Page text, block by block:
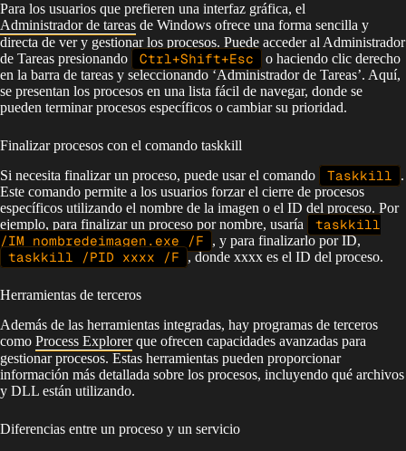
Para los usuarios que prefieren una interfaz gráfica, el
Administrador de tareas de Windows ofrece una forma sencilla y
directa de ver y gestionar los procesos. Puede acceder al Administrador
de Tareas presionando
Ctrl+Shift+Esc
o haciendo clic derecho
en la barra de tareas y seleccionando ‘Administrador de Tareas’. Aquí,
se presentan los procesos en una lista fácil de navegar, donde se
pueden terminar procesos específicos o cambiar su prioridad.
Finalizar procesos con el comando taskkill
Si necesita finalizar un proceso, puede usar el comando
Taskkill
.
Este comando permite a los usuarios forzar el cierre de procesos
específicos utilizando el nombre de la imagen o el ID del proceso. Por
ejemplo, para finalizar un proceso por nombre, usaría
taskkill
/IM nombredeimagen.exe /F
, y para finalizarlo por ID,
taskkill /PID xxxx /F , donde xxxx es el ID del proceso.
Herramientas de terceros
Además de las herramientas integradas, hay programas de terceros
como Process Explorerque ofrecen capacidades avanzadas para
gestionar procesos. Estas herramientas pueden proporcionar
información más detallada sobre los procesos, incluyendo qué archivos
y DLL están utilizando.
Diferencias entre un proceso y un servicio